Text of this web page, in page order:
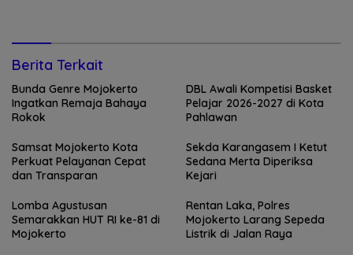
Berita Terkait
Bunda Genre Mojokerto
Ingatkan Remaja Bahaya
Rokok
DBL Awali Kompetisi Basket
Pelajar 2026-2027 di Kota
Pahlawan
Samsat Mojokerto Kota
Perkuat Pelayanan Cepat
dan Transparan
Sekda Karangasem I Ketut
Sedana Merta Diperiksa
Kejari
Lomba Agustusan
Semarakkan HUT RI ke-81 di
Mojokerto
Rentan Laka, Polres
Mojokerto Larang Sepeda
Listrik di Jalan Raya